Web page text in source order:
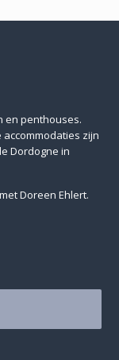
en penthouses.
zijn
Dordogne in
Doreen Ehlert.